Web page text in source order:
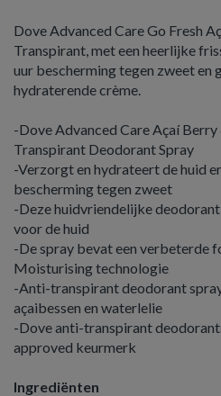
Dove Advanced Care Go Fresh
Transpirant, met een heerlijke
uur bescherming tegen zweet en
hydraterende crème.
-Dove Advanced Care Açaí
Transpirant Deodorant Spray
-Verzorgt en hydrateert de huid
bescherming tegen zweet
-Deze huidvriendelijke
voor de huid
-De spray bevat een verbeterde
Moisturising technologie
-Anti-transpirant deodorant
açaibessen en waterlelie
-Dove anti-transpirant
approved keurmerk
Ingrediënten